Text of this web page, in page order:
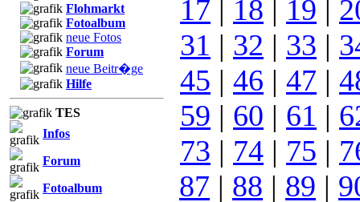
Flohmarkt
Fotoalbum
neue Fotos
Forum
neue Beitr�ge
Hilfe
TES
Infos
Forum
Fotoalbum
17 | 18 | 19 |
31 | 32 | 33 |
45 | 46 | 47 |
59 | 60 | 61 |
73 | 74 | 75 |
87 | 88 | 89 |